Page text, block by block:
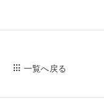
一覧へ戻る